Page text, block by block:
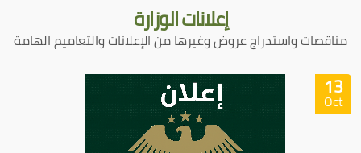
إعلاناتالوزارة
مناقصات واستدراج عروض وغيرها من الإعلانات والتعاميم الهامة
13
Oct